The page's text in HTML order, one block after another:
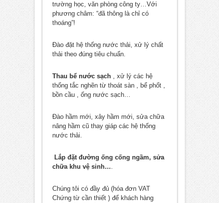
trường học, văn phòng công ty…Với
phương châm: “đã thông là chỉ có
thoáng”!
Đào đặt hệ thống nước thải, xử lý chất
thải theo đúng tiêu chuẩn.
Thau bể nước sạch, xử lý các hệ
thống tắc nghẽn từ thoát sàn , bể phốt ,
bồn cầu , ống nước sạch…
Đào hầm mới, xây hầm mới, sửa chữa
nâng hầm cũ thay giáp các hệ thống
nước thải.
Lắp đặt đường ống cống ngầm, sửa
chữa khu vệ sinh….
Chúng tôi có đầy đủ (hóa đơn VAT
Chứng từ cần thiết ) để khách hàng